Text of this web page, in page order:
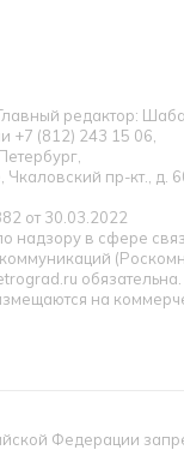
редактор:
+7 (812) 243 15 06,
пр-кт., д.
от 30.03.2022
надзору в сфере
обязательна.
на
Федерации